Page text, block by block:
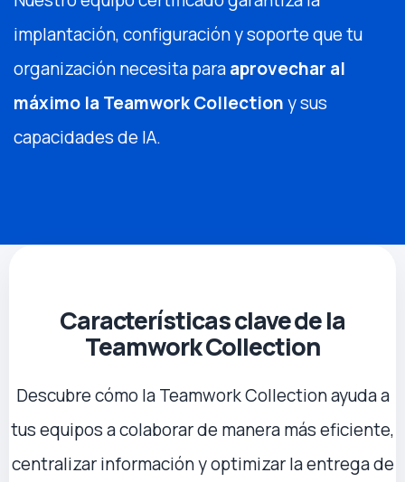
implantación, configuración y soporte que tu
organización necesita paraaprovechar al
máximo la Teamwork Collectiony sus
capacidades de IA.
Características clave de la
Teamwork Collection
Descubre cómo la Teamwork Collection ayuda a
tus equipos a colaborar de manera más eficiente,
centralizar información y optimizar la entrega de